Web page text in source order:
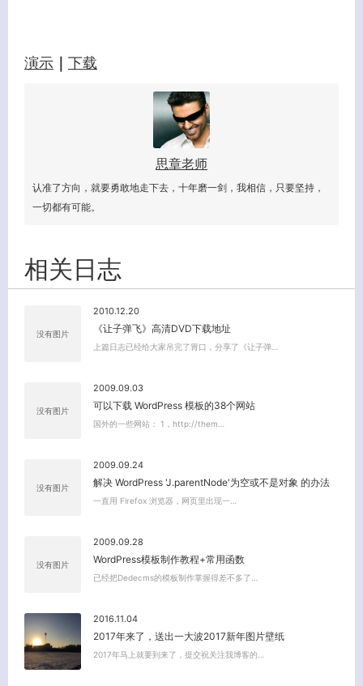
演示 ｜ 下载
思章老师
认准了方向，就要勇敢地走下去，十年磨一剑，我相信，只要坚持，
一切都有可能。
相关日志
没有图片
2010.12.20
《让子弹飞》高清DVD下载地址
上篇日志已经给大家吊完了胃口，分享了《让子弹…
没有图片
2009.09.03
可以下载 WordPress 模板的38个网站
国外的一些网站： 1，http://them…
没有图片
2009.09.24
解决 WordPress 'J.parentNode'为空或不是对象 的办法
一直用 Firefox 浏览器，网页里出现一…
没有图片
2009.09.28
WordPress模板制作教程+常用函数
已经把Dedecms的模板制作掌握得差不多了…
2016.11.04
2017年来了，送出一大波2017新年图片壁纸
2017年马上就要到来了，提交祝关注我博客的…